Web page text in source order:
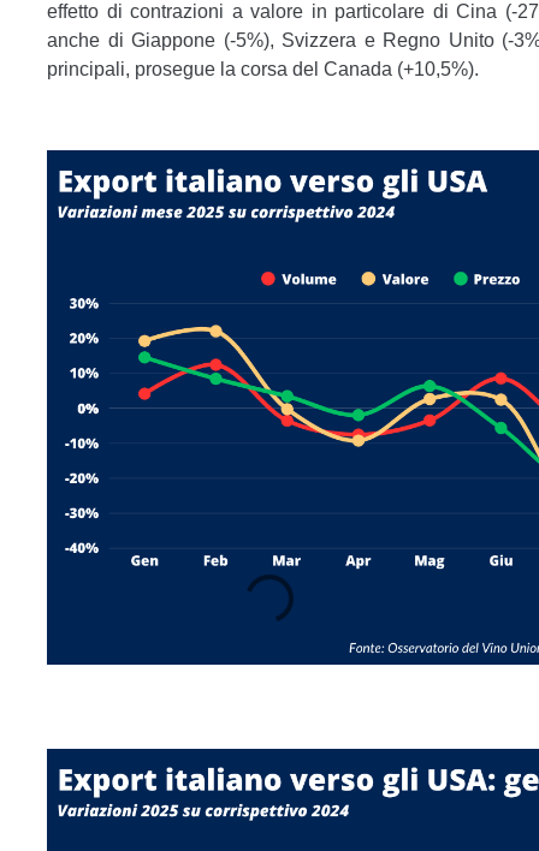
effetto di contrazioni a valore in particolare di Cina (-
anche di Giappone (-5%), Svizzera e Regno Unito (-
principali, prosegue la corsa del Canada (+10,5%).